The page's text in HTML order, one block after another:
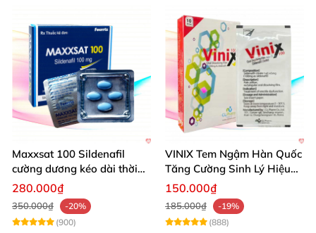
Maxxsat 100 Sildenafil
cường dương kéo dài thời
gian dùng hiệu quả nhanh
280.000₫
350.000₫
-20%
(900)
VINIX Tem Ngậm Hàn Quốc
Tăng Cường Sinh Lý Hiệu
Quả
150.000₫
185.000₫
-19%
(888)